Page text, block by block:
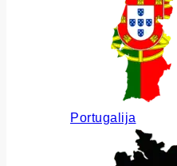
Portugalija